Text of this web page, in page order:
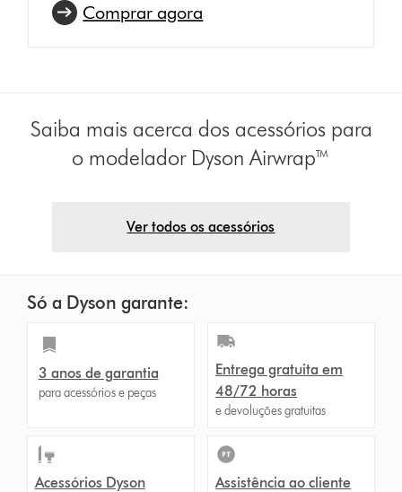
Comprar agora
Saiba mais acerca dos acessórios para
o modelador Dyson Airwrap™
Ver todos os acessórios
Só a Dyson garante:
3 anos de garantia
para acessórios e peças
Entrega gratuita em
48/72 horas
e devoluções gratuitas
Acessórios Dyson
Assistência ao cliente